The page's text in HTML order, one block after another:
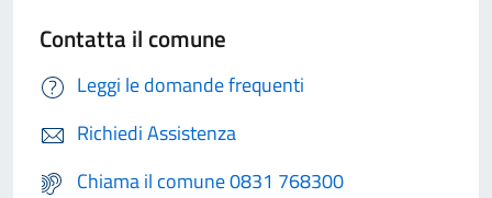
Contatta il comune
Leggi le domande frequenti
Richiedi Assistenza
Chiama il comune 0831 768300